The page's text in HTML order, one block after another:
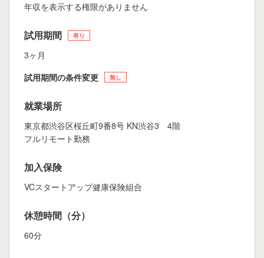
年収を表示する権限がありません
試用期間 有り
3ヶ月
試用期間の条件変更
無し
就業場所
東京都渋谷区桜丘町9番8号 KN渋谷3 4階
フルリモート勤務
加入保険
VCスタートアップ健康保険組合
休憩時間（分）
60分